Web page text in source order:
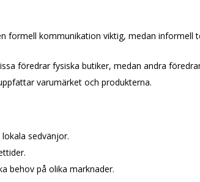
formell kommunikation viktig, medan informell
föredrar fysiska butiker, medan andra
varumärket och produkterna.
sedvänjor.
behov på olika marknader.